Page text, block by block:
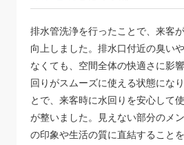
排水管洗浄を行ったことで、来客
向上しました。排水口付近の臭い
なくても、空間全体の快適さに影
回りがスムーズに使える状態にな
とで、来客時に水回りを安心して
が整いました。見えない部分のメ
の印象や生活の質に直結すること